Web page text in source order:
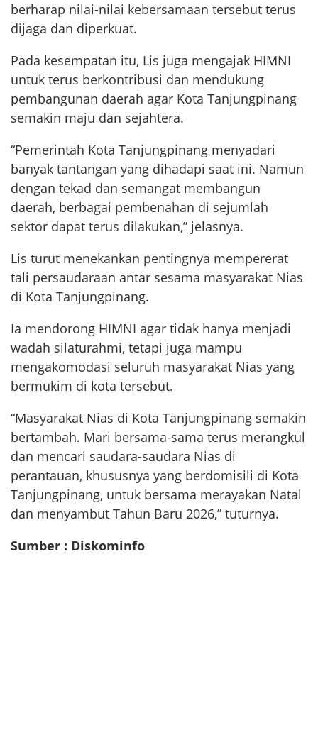
berharap nilai-nilai kebersamaan tersebut terus
dijaga dan diperkuat.
Pada kesempatan itu, Lis juga mengajak HIMNI
untuk terus berkontribusi dan mendukung
pembangunan daerah agar Kota Tanjungpinang
semakin maju dan sejahtera.
“Pemerintah Kota Tanjungpinang menyadari
banyak tantangan yang dihadapi saat ini. Namun
dengan tekad dan semangat membangun
daerah, berbagai pembenahan di sejumlah
sektor dapat terus dilakukan,” jelasnya.
Lis turut menekankan pentingnya mempererat
tali persaudaraan antar sesama masyarakat Nias
di Kota Tanjungpinang.
Ia mendorong HIMNI agar tidak hanya menjadi
wadah silaturahmi, tetapi juga mampu
mengakomodasi seluruh masyarakat Nias yang
bermukim di kota tersebut.
“Masyarakat Nias di Kota Tanjungpinang semakin
bertambah. Mari bersama-sama terus merangkul
dan mencari saudara-saudara Nias di
perantauan, khususnya yang berdomisili di Kota
Tanjungpinang, untuk bersama merayakan Natal
dan menyambut Tahun Baru 2026,” tuturnya.
Sumber : Diskominfo